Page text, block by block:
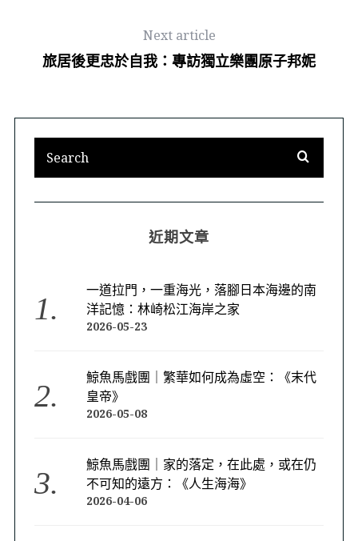
Next article
旅居後更忠於自我：專訪獨立樂團原子邦妮
近期文章
一道拉門，一重海光，落腳日本海邊的南
洋記憶：林崎松江海岸之家
2026-05-23
鯨魚馬戲團｜繁華如何成為虛空：《末代
皇帝》
2026-05-08
鯨魚馬戲團｜家的落定，在此處，或在仍
不可知的遠方：《人生海海》
2026-04-06